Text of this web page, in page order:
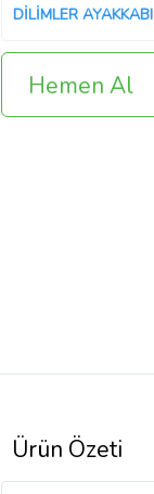
DİLİMLER AYAKKABI
Hemen Al
Ürün Özeti